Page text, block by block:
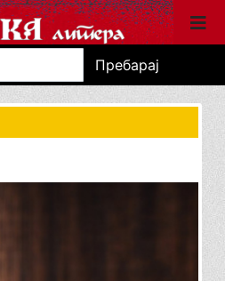
Пребарај